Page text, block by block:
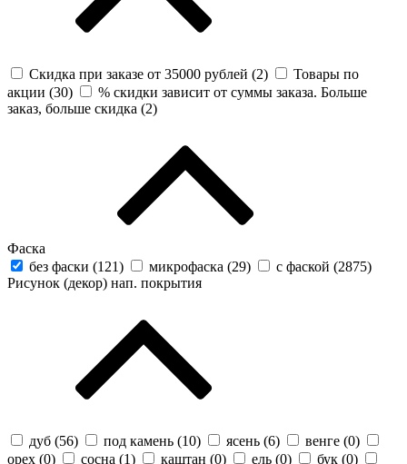
Скидка при заказе от 35000 рублей (2)
Товары по
акции (30)
% скидки зависит от суммы заказа. Больше
заказ, больше скидка (2)
Фаска
без фаски (121) микрофаска (29) с фаской (2875)
Рисунок (декор) нап. покрытия
дуб (56) под камень (10) ясень (6) венге (0)
орех (0) сосна (1) каштан (0) ель (0) бук (0)